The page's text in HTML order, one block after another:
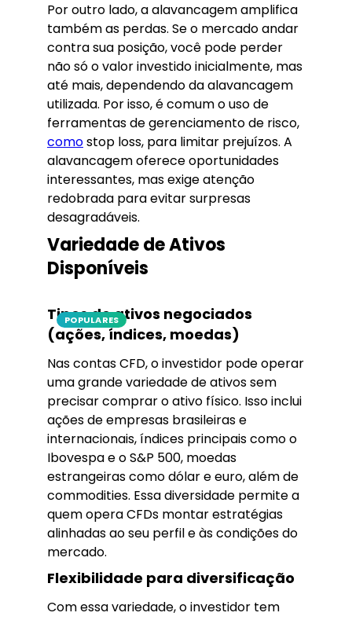
Por outro lado, a alavancagem amplifica
também as perdas. Se o mercado andar
contra sua posição, você pode perder
não só o valor investido inicialmente, mas
até mais, dependendo da alavancagem
utilizada. Por isso, é comum o uso de
ferramentas de gerenciamento de risco,
comostop loss, para limitar prejuízos. A
alavancagem oferece oportunidades
interessantes, mas exige atenção
redobrada para evitar surpresas
desagradáveis.
Variedade de Ativos
Disponíveis
POPULARES
Tipos de ativos negociados
(ações, índices, moedas)
Nas contas CFD, o investidor pode operar
uma grande variedade de ativos sem
precisar comprar o ativo físico. Isso inclui
ações de empresas brasileiras e
internacionais, índices principais como o
Ibovespa e o S&P 500, moedas
estrangeiras como dólar e euro, além de
commodities. Essa diversidade permite a
quem opera CFDs montar estratégias
alinhadas ao seu perfil e às condições do
mercado.
Flexibilidade para diversificação
Com essa variedade, o investidor tem